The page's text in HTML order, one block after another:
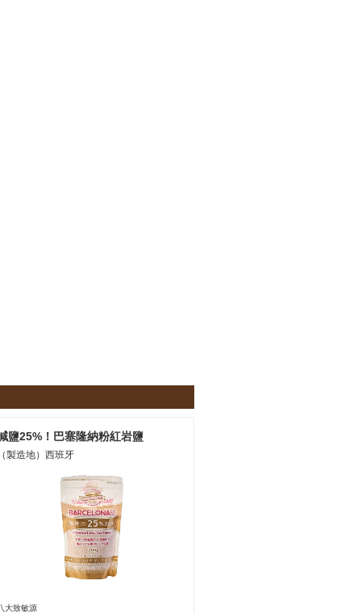
鹽25%！巴塞隆納粉紅岩鹽
（製造地）西班牙
大致敏源